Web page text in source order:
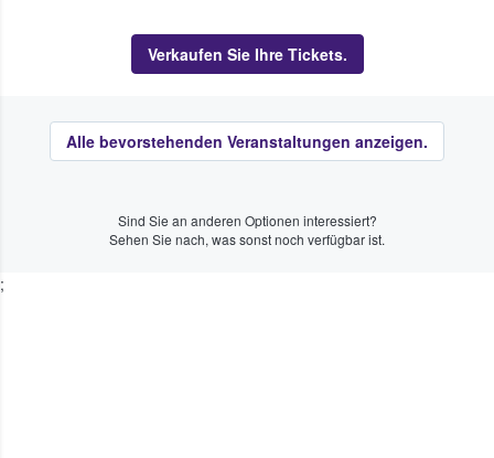
Verkaufen Sie Ihre Tickets.
Alle bevorstehenden Veranstaltungen anzeigen.
Sind Sie an anderen Optionen interessiert?
Sehen Sie nach, was sonst noch verfügbar ist.
;